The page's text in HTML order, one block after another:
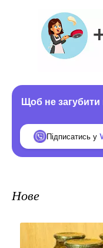
Щоб не загубити
Підписатись у
Нове